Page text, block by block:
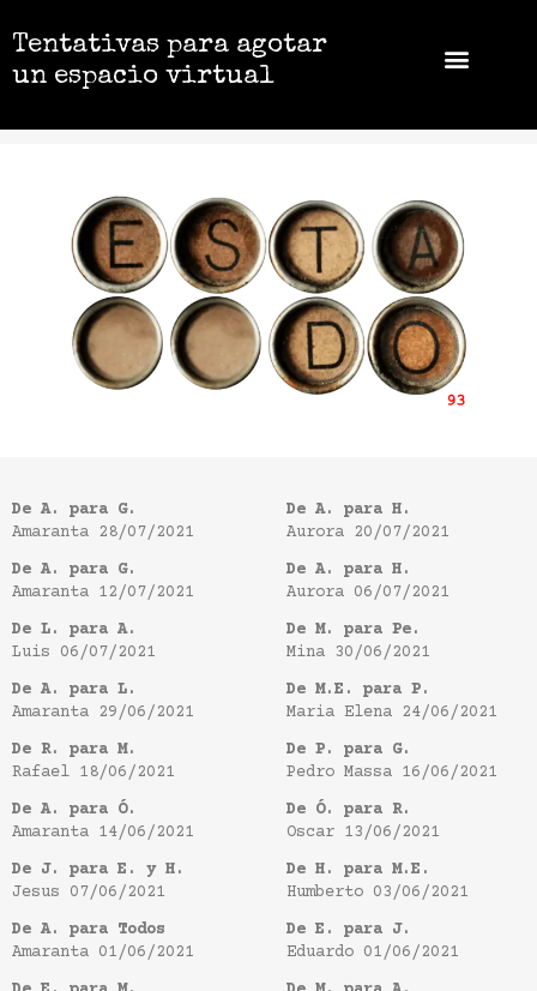
Tentativas para agotar
un espacio virtual
De A. para G.
Amaranta 28/07/2021
De A. para H.
Aurora 20/07/2021
De A. para G.
Amaranta 12/07/2021
De A. para H.
Aurora 06/07/2021
De L. para A.
Luis 06/07/2021
De M. para Pe.
Mina 30/06/2021
De A. para L.
Amaranta 29/06/2021
De M.E. para P.
Maria Elena 24/06/2021
De R. para M.
Rafael 18/06/2021
De P. para G.
Pedro Massa 16/06/2021
De A. para Ó.
Amaranta 14/06/2021
De Ó. para R.
Oscar 13/06/2021
De J. para E. y H.
Jesus 07/06/2021
De H. para M.E.
Humberto 03/06/2021
De A. para Todos
Amaranta 01/06/2021
De E. para J.
Eduardo 01/06/2021